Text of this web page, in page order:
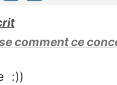
comment ce
:))